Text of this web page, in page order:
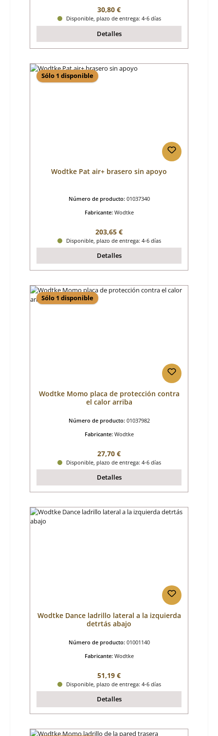
Precio normal:
30,80 €
Disponible, plazo de entrega: 4-6 días
Detalles
Sólo 1 disponible
Wodtke Pat air+ brasero sin apoyo
Número de producto: 01037340
Fabricante: Wodtke
Precio normal:
203,65 €
Disponible, plazo de entrega: 4-6 días
Detalles
Sólo 1 disponible
Wodtke Momo placa de protección contra
el calor arriba
Número de producto: 01037982
Fabricante: Wodtke
Precio normal:
27,70 €
Disponible, plazo de entrega: 4-6 días
Detalles
Wodtke Dance ladrillo lateral a la izquierda
detrtás abajo
Número de producto: 01001140
Fabricante: Wodtke
Precio normal:
51,19 €
Disponible, plazo de entrega: 4-6 días
Detalles